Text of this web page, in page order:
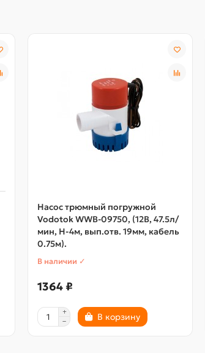
Насос трюмный погружной
Vodotok WWB-09750, (12В, 47.5л/
мин, H-4м, вып.отв. 19мм, кабель
0.75м).
В наличии ✓
1364 ₽
В корзину